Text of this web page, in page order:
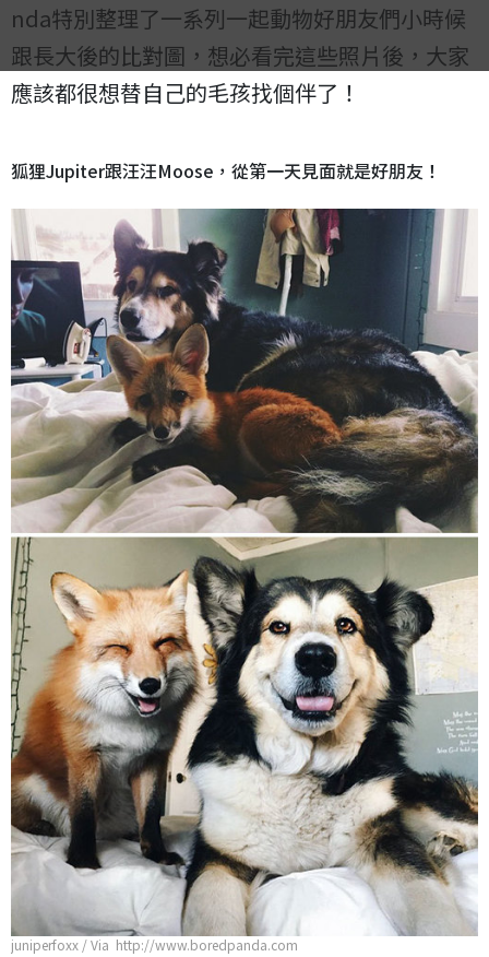
nda特別整理了一系列一起動物好朋友們小時候
跟長大後的比對圖，想必看完這些照片後，大家
應該都很想替自己的毛孩找個伴了！
狐狸Jupiter跟汪汪Moose，從第一天見面就是好朋友！
juniperfoxx / Via http://www.boredpanda.com